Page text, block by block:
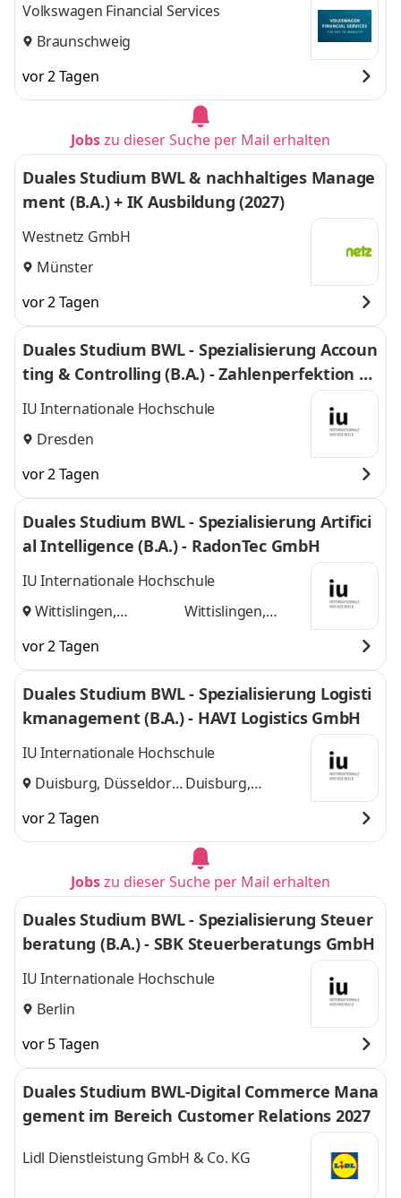
Volkswagen Financial Services
Braunschweig
vor 2 Tagen
Jobszu dieser Suche per Mail erhalten
Duales Studium BWL & nachhaltiges Manage
ment (B.A.) + IK Ausbildung (2027)
Westnetz GmbH
Münster
vor 2 Tagen
Duales Studium BWL - Spezialisierung Accoun
ting & Controlling (B.A.) - Zahlenperfektion G
mbH
IU Internationale Hochschule
Dresden
vor 2 Tagen
Duales Studium BWL - Spezialisierung Artifici
al Intelligence (B.A.) - RadonTec GmbH
IU Internationale Hochschule
Wittislingen,
Wittislingen,
vor 2 Tagen
Duales Studium BWL - Spezialisierung Logisti
kmanagement (B.A.) - HAVI Logistics GmbH
IU Internationale Hochschule
Duisburg, Düsseldorf Duisburg,
vor 2 Tagen
Jobszu dieser Suche per Mail erhalten
Duales Studium BWL - Spezialisierung Steuer
beratung (B.A.) - SBK Steuerberatungs GmbH
IU Internationale Hochschule
Berlin
vor 5 Tagen
Duales Studium BWL-Digital Commerce Mana
gement im Bereich Customer Relations 2027
Lidl Dienstleistung GmbH & Co. KG